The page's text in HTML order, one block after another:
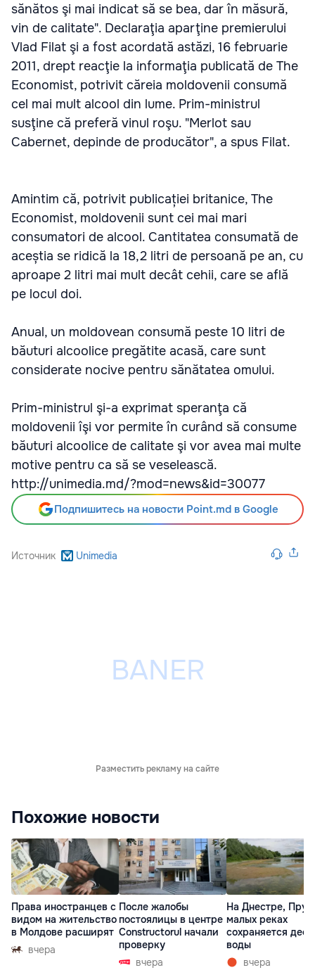
sănătos şi mai indicat să se bea, dar în măsură,
vin de calitate". Declaraţia aparţine premierului
Vlad Filat şi a fost acordată astăzi, 16 februarie
2011, drept reacţie la informaţia publicată de The
Economist, potrivit căreia moldovenii consumă
cel mai mult alcool din lume. Prim-ministrul
susţine că preferă vinul roşu. "Merlot sau
Cabernet, depinde de producător", a spus Filat.
Amintim că, potrivit publicației britanice, The
Economist, moldovenii sunt cei mai mari
consumatori de alcool. Cantitatea consumată de
aceștia se ridică la 18,2 litri de persoană pe an, cu
aproape 2 litri mai mult decât cehii, care se află
pe locul doi.
Anual, un moldovean consumă peste 10 litri de
băuturi alcoolice pregătite acasă, care sunt
considerate nocive pentru sănătatea omului.
Prim-ministrul şi-a exprimat speranţa că
moldovenii îşi vor permite în curând să consume
băuturi alcoolice de calitate şi vor avea mai multe
motive pentru ca să se veselească.
http://unimedia.md/?mod=news&id=30077
Подпишитесь на новости Point.md в Google
Источник Unimedia
Разместить рекламу на сайте
Похожие новости
Права иностранцев с
видом на жительство
в Молдове расширят
вчера
После жалобы
постоялицы в центре
Constructorul начали
проверку
вчера
На Днестре,
малых реках
сохраняется
воды
вчера